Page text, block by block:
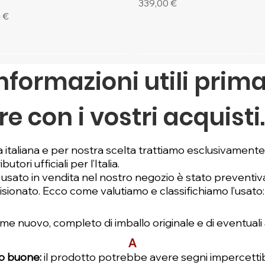
utili
con i vostri acquisti.
nuovo, completo di imballo originale e di eventuali
A
buone:il prodotto potrebbe avere segni
italiana e per nostra scelta trattiamo
ufficiali per l’Italia.
in vendita nel nostro negozio è stato
Ecco come valutiamo e classifichiamo l’usato:
€
339,00 €
Vista rapida
R6 Mark III +RF 35mm
Canon EOS R6 Mark III + RF
Vista rapida
kit AF-S Nikkor 24-
Nikon Z6 II + Z 24-70mm f/4S
Prezzo
1390,00 €
Vista rapida
Notebook Plain 9x14 cm
Sigma 24mm f/1.4 DG HSM